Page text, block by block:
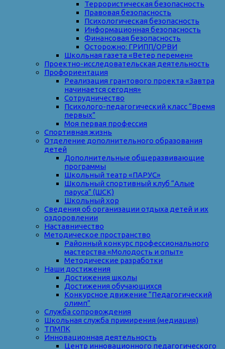
Террористическая безопасность
Правовая безопасность
Психологическая безопасность
Информационная безопасность
Финансовая безопасность
Осторожно: ГРИПП/ОРВИ
Школьная газета «Ветер перемен»
Проектно-исследовательская деятельность
Профориентация
Реализация грантового проекта «Завтра
начинается сегодня»
Сотрудничество
Психолого-педагогический класс “Время
первых”
Моя первая профессия
Спортивная жизнь
Отделение дополнительного образования
детей
Дополнительные общеразвивающие
программы
Школьный театр «ПАРУС»
Школьный спортивный клуб “Алые
паруса” (ШСК)
Школьный хор
Сведения об организации отдыха детей и их
оздоровлении
Наставничество
Методическое пространство
Районный конкурс профессионального
мастерства «Молодость и опыт»
Методические разработки
Наши достижения
Достижения школы
Достижения обучающихся
Конкурсное движение “Педагогический
олимп”
Служба сопровождения
Школьная служба примирения (медиация)
ТПМПК
Инновационная деятельность
Центр инновационного педагогического